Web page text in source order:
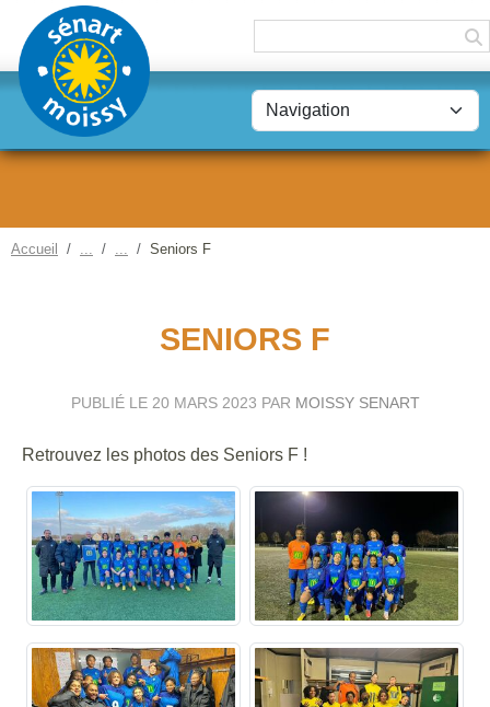
Accueil Seniors F
SENIORS F
PUBLIÉ LE 20 MARS 2023 PAR MOISSY SENART
Retrouvez les photos des Seniors F !
Panneau de gestion des cookies